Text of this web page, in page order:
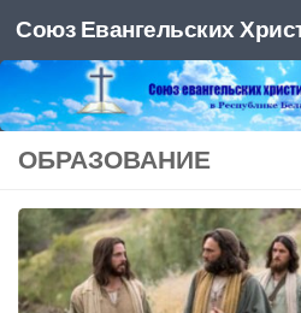
Под записью
ОБРАЗОВАНИЕ